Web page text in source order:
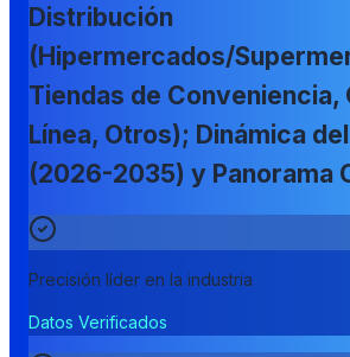
Distribución
(Hipermercados/
Tiendas de Conveniencia,
Línea, Otros); Dinámica
(2026-2035) y Panorama
Precisión líder en la industria
Datos Verificados